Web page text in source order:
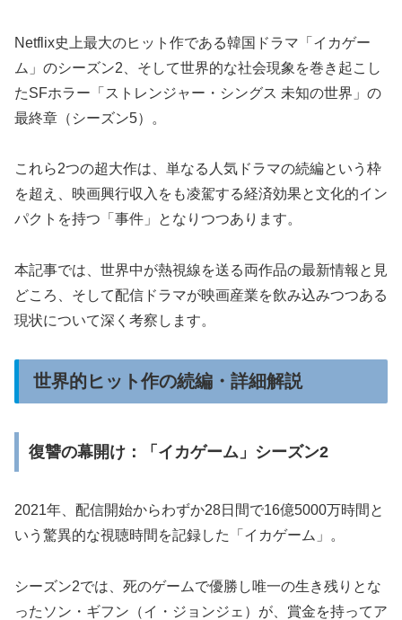
Netflix史上最大のヒット作である韓国ドラマ「イカゲー
ム」のシーズン2、そして世界的な社会現象を巻き起こし
たSFホラー「ストレンジャー・シングス 未知の世界」の
最終章（シーズン5）。
これら2つの超大作は、単なる人気ドラマの続編という枠
を超え、映画興行収入をも凌駕する経済効果と文化的イン
パクトを持つ「事件」となりつつあります。
本記事では、世界中が熱視線を送る両作品の最新情報と見
どころ、そして配信ドラマが映画産業を飲み込みつつある
現状について深く考察します。
世界的ヒット作の続編・詳細解説
復讐の幕開け：「イカゲーム」シーズン2
2021年、配信開始からわずか28日間で16億5000万時間と
いう驚異的な視聴時間を記録した「イカゲーム」。
シーズン2では、死のゲームで優勝し唯一の生き残りとな
ったソン・ギフン（イ・ジョンジェ）が、賞金を持ってア